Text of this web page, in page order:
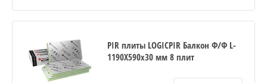
PIR плиты LOGICPIR Балкон Ф/Ф L-
1190Х590х30 мм 8 плит